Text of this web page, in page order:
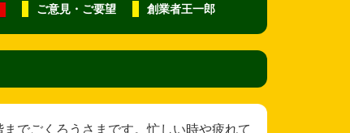
ご意見・ご要望 創業者王一郎
ごくろうさまです。忙しい時や疲れて